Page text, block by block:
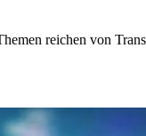
reichen von